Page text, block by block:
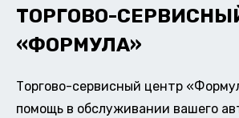
ТОРГОВО-
«ФОРМУЛА»
Торгово-сервисный центр
помощь в обслуживании вашего